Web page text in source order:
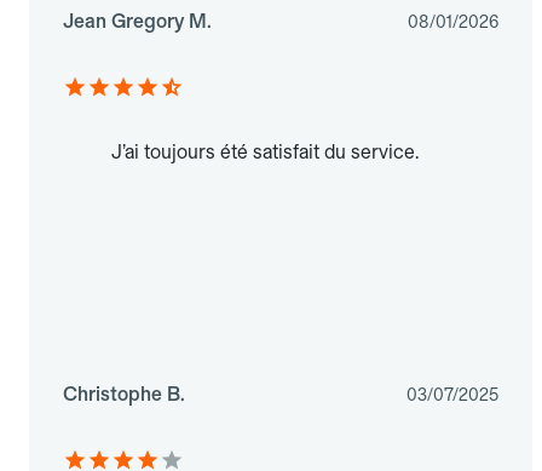
Jean Gregory M. 08/01/2026
J’ai toujours été satisfait du service.
Christophe B. 03/07/2025